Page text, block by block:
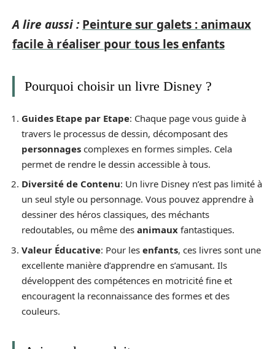
A lire aussi : Peinture sur galets : animaux
facile à réaliser pour tous les enfants
Pourquoi choisir un livre Disney ?
Guides Etape par Etape: Chaque page vous guide à
travers le processus de dessin, décomposant des
personnages complexes en formes simples. Cela
permet de rendre le dessin accessible à tous.
Diversité de Contenu: Un livre Disney n’est pas limité à
un seul style ou personnage. Vous pouvez apprendre à
dessiner des héros classiques, des méchants
redoutables, ou même des animaux fantastiques.
Valeur Éducative: Pour les enfants, ces livres sont une
excellente manière d’apprendre en s’amusant. Ils
développent des compétences en motricité fine et
encouragent la reconnaissance des formes et des
couleurs.